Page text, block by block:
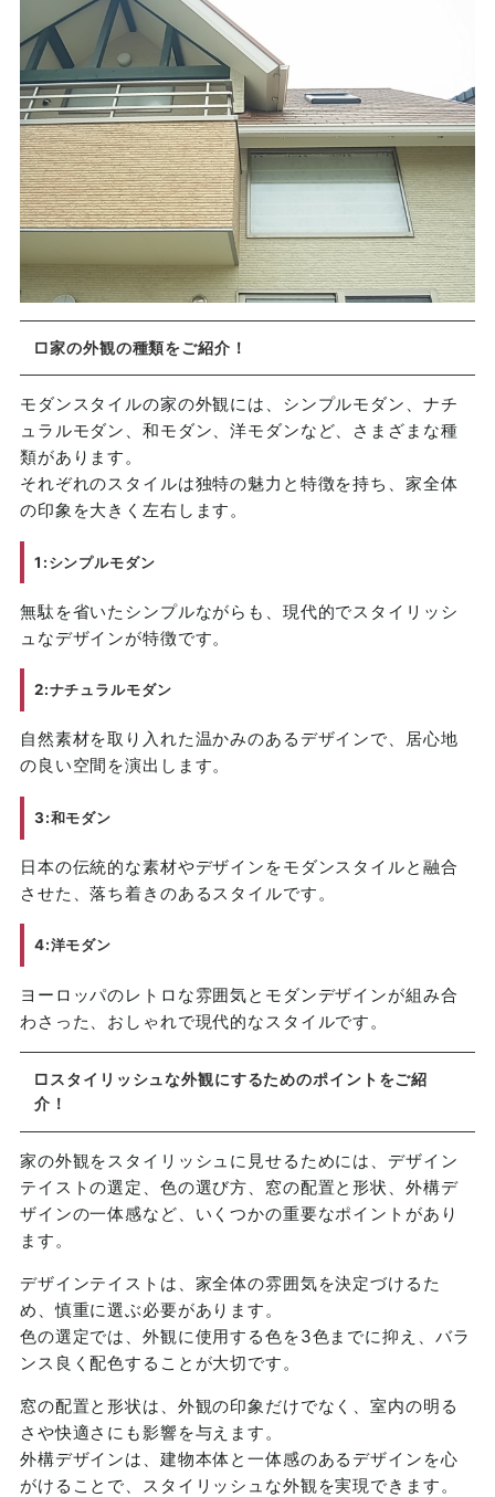
□家の外観の種類をご紹介！
モダンスタイルの家の外観には、シンプルモダン、ナチ
ュラルモダン、和モダン、洋モダンなど、さまざまな種
類があります。
それぞれのスタイルは独特の魅力と特徴を持ち、家全体
の印象を大きく左右します。
1:シンプルモダン
無駄を省いたシンプルながらも、現代的でスタイリッシ
ュなデザインが特徴です。
2:ナチュラルモダン
自然素材を取り入れた温かみのあるデザインで、居心地
の良い空間を演出します。
3:和モダン
日本の伝統的な素材やデザインをモダンスタイルと融合
させた、落ち着きのあるスタイルです。
4:洋モダン
ヨーロッパのレトロな雰囲気とモダンデザインが組み合
わさった、おしゃれで現代的なスタイルです。
□スタイリッシュな外観にするためのポイントをご紹
介！
家の外観をスタイリッシュに見せるためには、デザイン
テイストの選定、色の選び方、窓の配置と形状、外構デ
ザインの一体感など、いくつかの重要なポイントがあり
ます。
デザインテイストは、家全体の雰囲気を決定づけるた
め、慎重に選ぶ必要があります。
色の選定では、外観に使用する色を3色までに抑え、バラ
ンス良く配色することが大切です。
窓の配置と形状は、外観の印象だけでなく、室内の明る
さや快適さにも影響を与えます。
外構デザインは、建物本体と一体感のあるデザインを心
がけることで、スタイリッシュな外観を実現できます。